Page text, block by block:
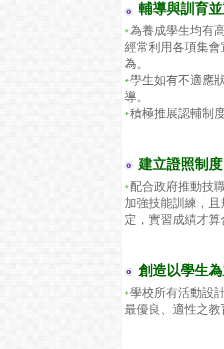
輔導與訓育
為養成學生均有
經常利用各項集
為。
學生如有不適應
導。
積極推展認輔制
建立證照制
配合政府推動技
加強技能訓練，
定，實習成績才
創造以學生
學校所有活動設
最優良、適性之